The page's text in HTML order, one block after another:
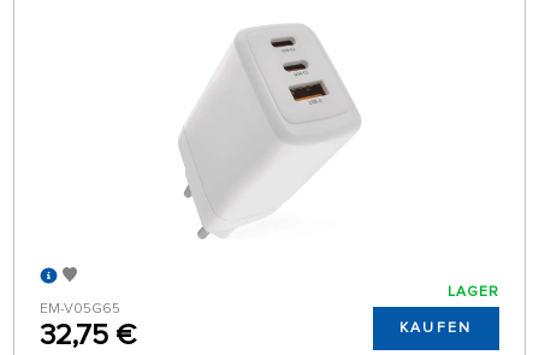
EM-V05G65
32,75 €
LAGER
KAUFEN